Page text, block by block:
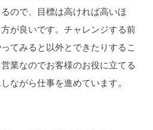
ので、目標は高ければ高いほ
が良いです。チャレンジする前
てみると以外とできたりするこ
業なのでお客様のお役に立てる
ながら仕事を進めています。